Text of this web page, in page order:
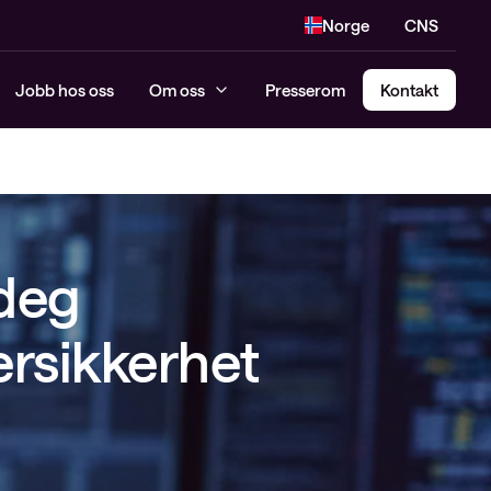
Norge CNS
Jobb hos oss Om oss Presserom Kontakt